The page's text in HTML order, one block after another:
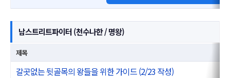
남스트리트파이터 (천수나한 / 명왕)
제목
갈곳없는 뒷골목의 왕들을 위한 가이드 (2/23 작성)